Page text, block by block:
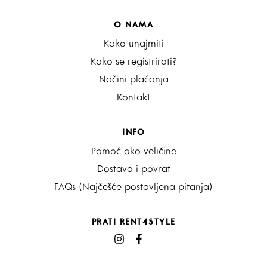
O NAMA
Kako unajmiti
Kako se registrirati?
Načini plaćanja
Kontakt
INFO
Pomoć oko veličine
Dostava i povrat
FAQs (Najčešće postavljena pitanja)
PRATI RENT4STYLE